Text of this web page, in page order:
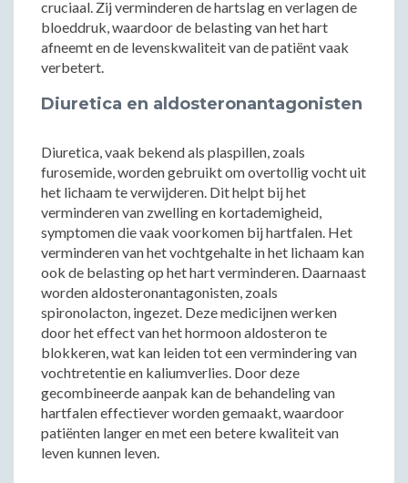
cruciaal. Zij verminderen de hartslag en verlagen de
bloeddruk, waardoor de belasting van het hart
afneemt en de levenskwaliteit van de patiënt vaak
verbetert.
Diuretica en aldosteronantagonisten
Diuretica, vaak bekend als plaspillen, zoals
furosemide, worden gebruikt om overtollig vocht uit
het lichaam te verwijderen. Dit helpt bij het
verminderen van zwelling en kortademigheid,
symptomen die vaak voorkomen bij hartfalen. Het
verminderen van het vochtgehalte in het lichaam kan
ook de belasting op het hart verminderen. Daarnaast
worden aldosteronantagonisten, zoals
spironolacton, ingezet. Deze medicijnen werken
door het effect van het hormoon aldosteron te
blokkeren, wat kan leiden tot een vermindering van
vochtretentie en kaliumverlies. Door deze
gecombineerde aanpak kan de behandeling van
hartfalen effectiever worden gemaakt, waardoor
patiënten langer en met een betere kwaliteit van
leven kunnen leven.